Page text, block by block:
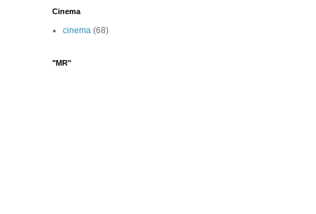
Cinema
cinema (68)
"MR"